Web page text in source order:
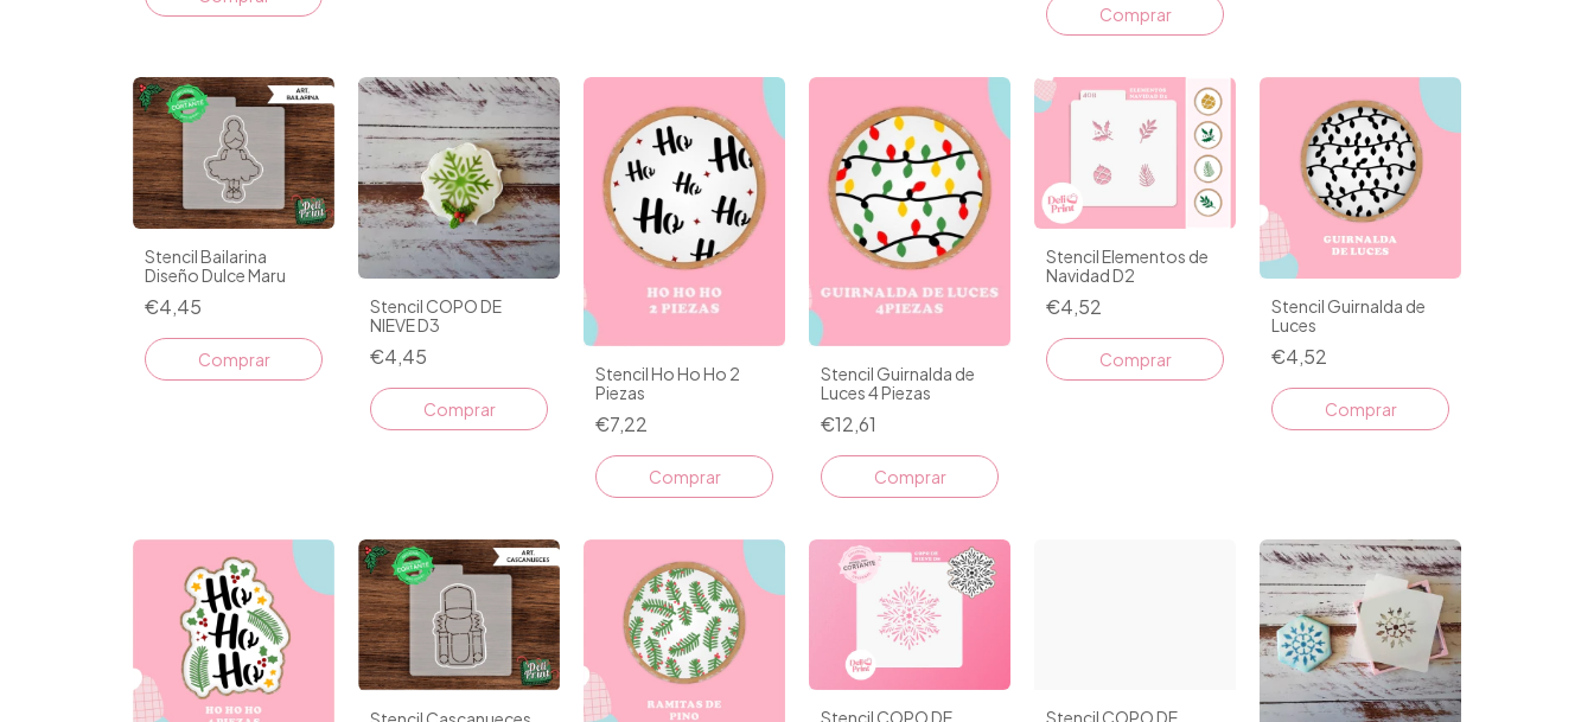
Stencil Bailarina
Diseño Dulce Maru
€4,45
Comprar
Stencil COPO DE
NIEVE D3
€4,45
Stencil Ho Ho Ho 2
Piezas
€7,22
Stencil Guirnalda de
Luces 4 Piezas
€12,61
Stencil Elementos de
Navidad D2
€4,52
Stencil Guirnalda de
Luces
€4,52
Stencil COPO DE
Stencil COPO DE